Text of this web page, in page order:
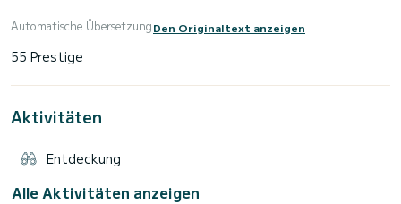
Automatische ÜbersetzungDen Originaltext anzeigen
Aktivitäten
Entdeckung
Alle Aktivitäten anzeigen